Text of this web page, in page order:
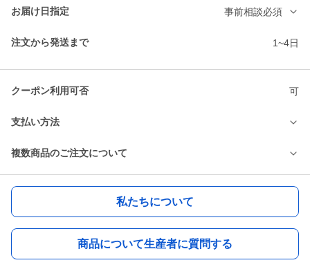
お届け日指定 事前相談必須
注文から発送まで 1~4日
クーポン利用可否 可
支払い方法
複数商品のご注文について
私たちについて
商品について生産者に質問する